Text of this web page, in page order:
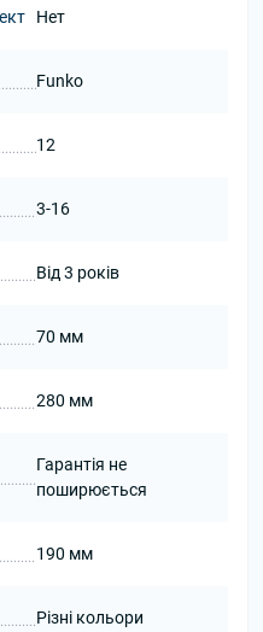
Нет
Funko
12
3-16
Від 3 років
70 мм
280 мм
Гарантія не
поширюється
190 мм
Різні кольори